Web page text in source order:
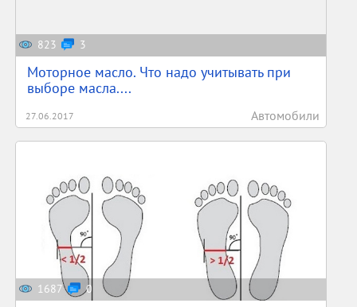
823 3
Моторное масло. Что надо учитывать при
выборе масла....
27.06.2017 Автомобили
1687 0